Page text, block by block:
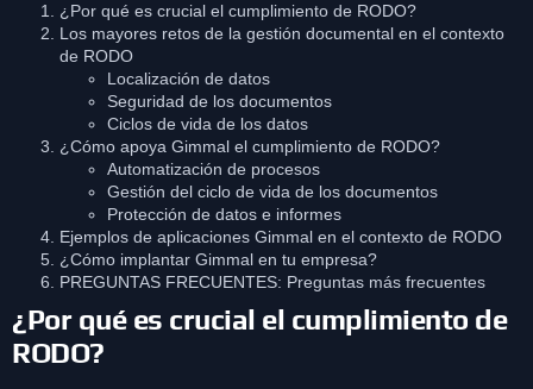
¿Por qué es crucial el cumplimiento de RODO?
Los mayores retos de la gestión documental en el contexto
de RODO
Localización de datos
Seguridad de los documentos
Ciclos de vida de los datos
¿Cómo apoya Gimmal el cumplimiento de RODO?
Automatización de procesos
Gestión del ciclo de vida de los documentos
Protección de datos e informes
Ejemplos de aplicaciones Gimmal en el contexto de RODO
¿Cómo implantar Gimmal en tu empresa?
PREGUNTAS FRECUENTES: Preguntas más frecuentes
¿Por qué es crucial el cumplimiento de
RODO?